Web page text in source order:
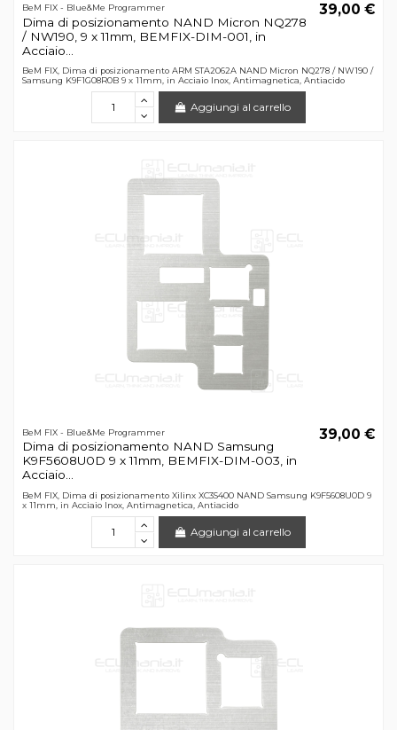
BeM FIX - Blue&Me Programmer
Dima di posizionamento NAND Micron NQ278
/ NW190, 9 x 11mm, BEMFIX-DIM-001, in
Acciaio...
39,00 €
BeM FIX, Dima di posizionamento ARM STA2062A NAND Micron NQ278 / NW190 /
Samsung K9F1G08R0B 9 x 11mm, in Acciaio Inox, Antimagnetica, Antiacido
Aggiungi al carrello
BeM FIX - Blue&Me Programmer
Dima di posizionamento NAND Samsung
K9F5608U0D 9 x 11mm, BEMFIX-DIM-003, in
Acciaio...
39,00 €
BeM FIX, Dima di posizionamento Xilinx XC3S400 NAND Samsung K9F5608U0D 9
x 11mm, in Acciaio Inox, Antimagnetica, Antiacido
Aggiungi al carrello